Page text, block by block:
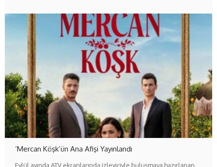
‘Mercan Köşk’ün Ana Afişi Yayınlandı
Eylül ayında ATV ekranlarında izleyiciyle buluşmaya hazırlanan,